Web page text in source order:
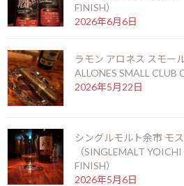
マルス信州蒸留所のテロワールにおけ
い減圧蒸留になっていると言えます。
ことで素材の沸点が下がり、より低い
きるようになるので、温度上昇による
でき、常圧蒸留に比べて風味豊かな原
信州マルス蒸留所は長野県宮田村の大
り、まさに風光明媚、清澄な空気と豊
キー製造にはもってこいの場所です。
FINISH）
2026年6月6日
ラモン アロネス スモー
ALLONES SMALL CLUB
2026年5月22日
シングルモルト余市 モ
（SINGLEMALT
FINISH）
2026年5月6日